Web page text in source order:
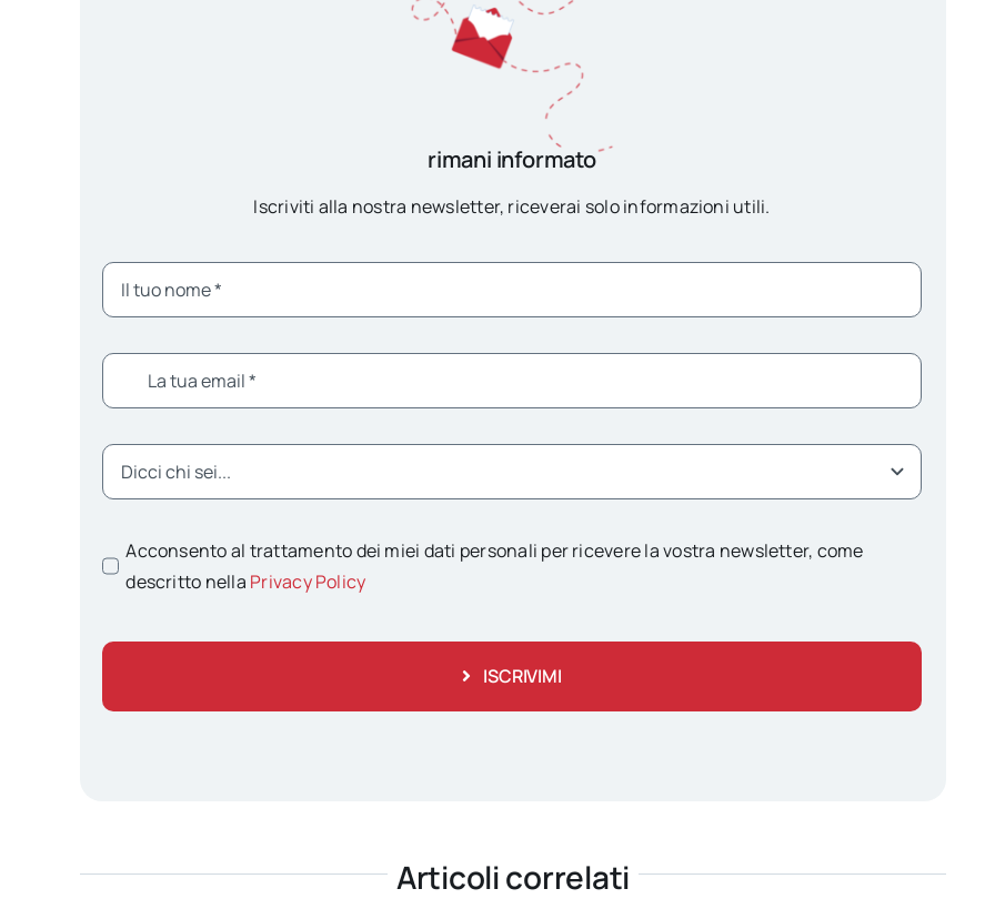
rimani informato
Iscriviti alla nostra newsletter, riceverai solo informazioni utili.
Acconsento al trattamento dei miei dati personali per ricevere la vostra newsletter, come
descritto nella Privacy Policy
ISCRIVIMI
Articoli correlati